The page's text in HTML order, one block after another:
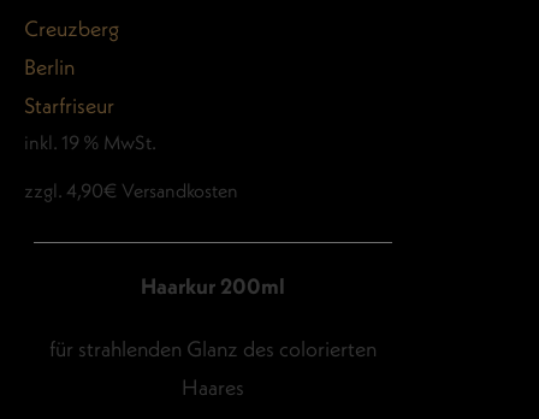
inkl. 19 % MwSt.
zzgl. 4,90€ Versandkosten
Haarkur 200ml
für strahlenden Glanz des colorierten
Haares